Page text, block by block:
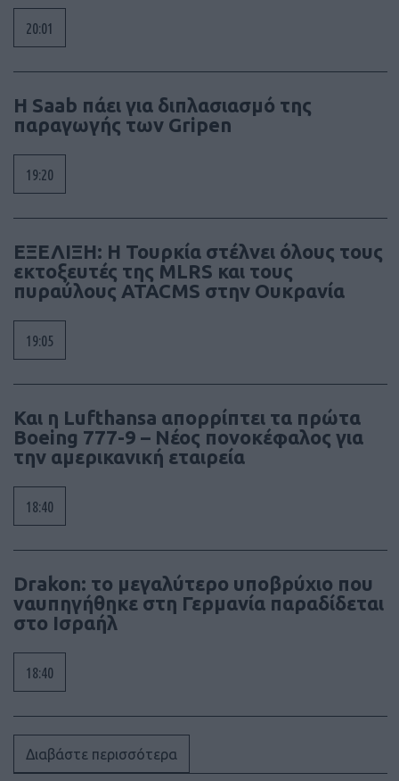
20:01
H Saab πάει για διπλασιασμό της
παραγωγής των Gripen
19:20
ΕΞΕΛΙΞΗ: H Τουρκία στέλνει όλους τους
εκτοξευτές της MLRS και τους
πυραύλους ATACMS στην Ουκρανία
19:05
Και η Lufthansa απορρίπτει τα πρώτα
Boeing 777-9 – Νέος πονοκέφαλος για
την αμερικανική εταιρεία
18:40
Drakon: το μεγαλύτερο υποβρύχιο που
ναυπηγήθηκε στη Γερμανία παραδίδεται
στο Ισραήλ
18:40
Διαβάστε περισσότερα